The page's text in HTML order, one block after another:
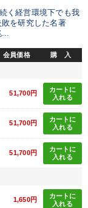
く経営環境下でも我
を研究した名著
会員価格 購 入
51,700円
カートに
入れる
51,700円
カートに
入れる
51,700円
カートに
入れる
1,650円
カートに
入れる